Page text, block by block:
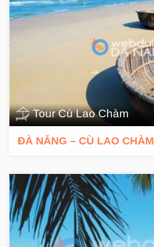
Tour Cù Lao Chàm
ĐÀ NẴNG – CÙ LAO CHÀM